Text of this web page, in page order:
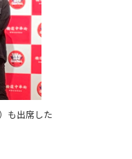
も出席した